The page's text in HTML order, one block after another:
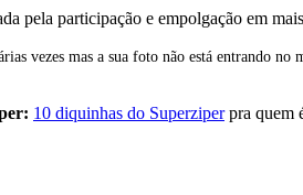
pela participação e empolgação em
vezes mas a sua foto não está entrando
10 diquinhas do Superziperpra quem